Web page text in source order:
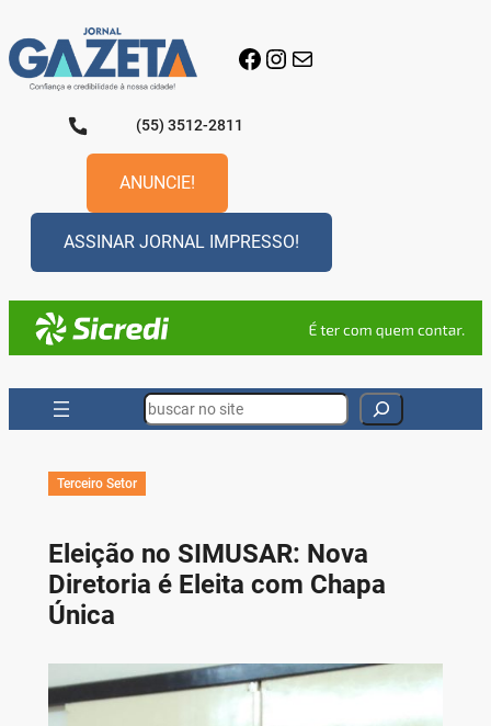
para
o
conteúdo
Facebook
Instagram
E-mail
(55) 3512-2811
ANUNCIE!
ASSINAR JORNAL IMPRESSO!
Search
Terceiro Setor
Eleição no SIMUSAR: Nova
Diretoria é Eleita com Chapa
Única